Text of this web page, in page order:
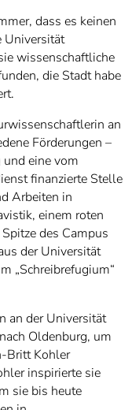
dass es keinen
Universität
wissenschaftliche
die Stadt habe
an
Förderungen –
eine vom
finanzierte Stelle
Arbeiten in
einem roten
des Campus
der Universität
„Schreibrefugium“
an der Universität
Oldenburg, um
Britt Kohler
inspirierte sie
sie bis heute